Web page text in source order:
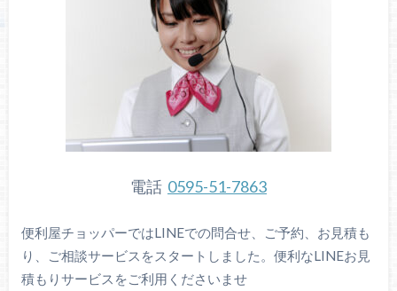
電話 0595-51-7863
便利屋チョッパーではLINEでの問合せ、ご予約、お見積も
り、ご相談サービスをスタートしました。便利なLINEお見
積もりサービスをご利用くださいませ